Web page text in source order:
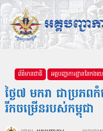
ព័ត៌មានជាតិ
ថ្ងៃ៧ មករា ជាប្រភ
រីកចម្រើនរបស់កម្ពុជា